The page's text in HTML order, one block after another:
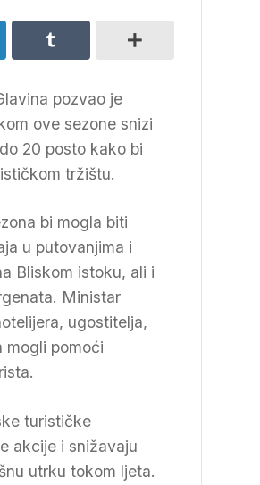
pozvao je
ove sezone snizi
20 posto kako bi
tržištu.
bi mogla biti
u putovanjima i
Bliskom istoku, ali i
Ministar
ugostitelja,
mogli pomoći
turističke
akcije i snižavaju
utrku tokom ljeta.